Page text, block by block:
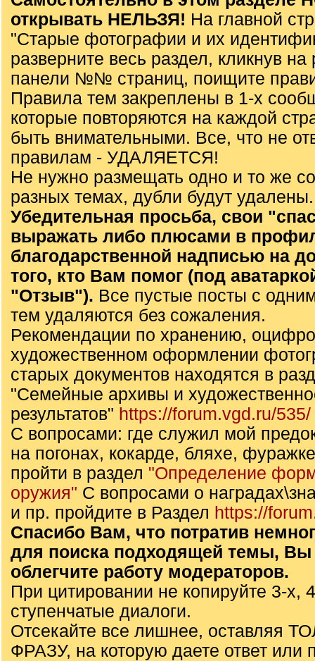
открывать НЕЛЬЗЯ! На главной
"Старые фотографии и их
разверните весь раздел, кликнув
панели №№ страниц, поищите
Правила тем закреплены в 1-х
которые повторяются на каждой
быть внимательными. Все, что не
правилам - УДАЛЯЕТСЯ!
Не нужно размещать одно и то же
разных темах, дубли будут удалены.
Убедительная просьба, свои
выражать либо плюсами в
благодарственной надписью на
того, кто Вам помог (под
"Отзыв"). Все пустые посты с
тем удаляются без сожаления.
Рекомендации по хранению,
художественном оформлении
старых документов находятся в
"Семейные архивы и
результатов" https://forum.vgd.ru/535/
С вопросами: где служил мой
на погонах, кокарде, бляхе,
пройти в раздел "Определение
оружия" С вопросами о
и пр. пройдите в Раздел https://
Спасибо Вам, что потратив
для поиска подходящей темы,
облегчите работу модераторов.
При цитировании не копируйте 3-х,
ступенчатые диалоги.
Отсекайте все лишнее, оставляя
ФРАЗУ, на которую даете ответ или